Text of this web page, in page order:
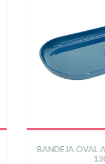
BANDEJA OVAL